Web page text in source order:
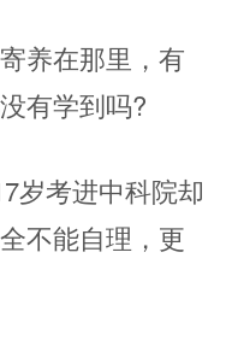
养在那里，有
有学到吗?
岁考进中科院却
不能自理，更